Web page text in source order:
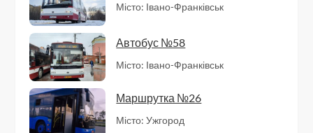
Місто: Івано-Франківськ
Автобус №58
Місто: Івано-Франківськ
Маршрутка №26
Місто: Ужгород